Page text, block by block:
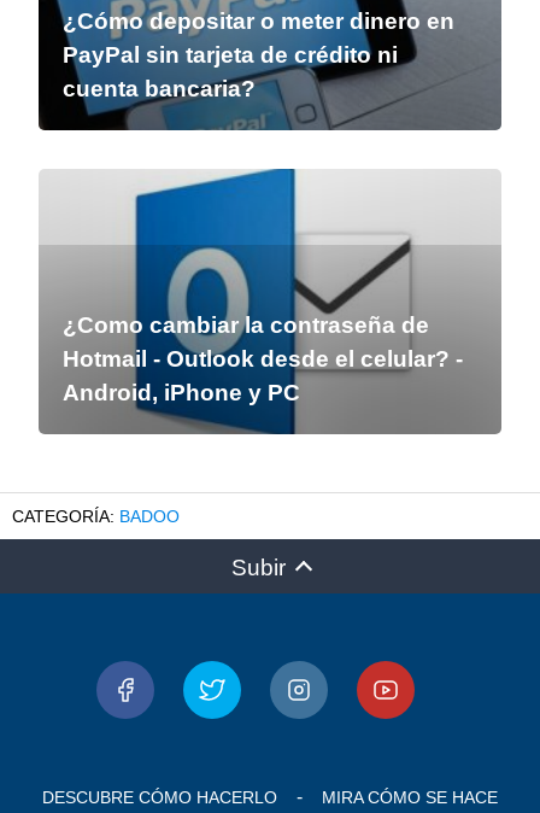
¿Cómo depositar o meter dinero en
PayPal sin tarjeta de crédito ni
cuenta bancaria?
¿Como cambiar la contraseña de
Hotmail - Outlook desde el celular? -
Android, iPhone y PC
BADOO
Subir
DESCUBRE CÓMO HACERLO MIRA CÓMO SE HACE